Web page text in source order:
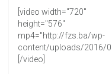
[video width="720"
height="576"
mp4="http://fzs.ba/wp-
content/uploads/2016/
[/video]